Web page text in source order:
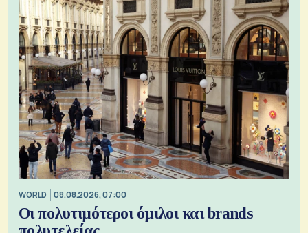
WORLD 08.08.2026, 07:00
Οι πολυτιμότεροι όμιλοι και brands